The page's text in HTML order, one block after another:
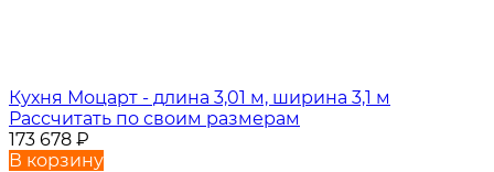
Кухня Моцарт - длина 3,01 м, ширина 3,1 м
Рассчитать по своим размерам
173 678 ₽
В корзину